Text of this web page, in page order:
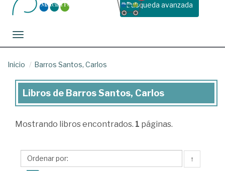
Busqueda avanzada
Toggle navigation
Inicio Barros Santos, Carlos
Libros
Barros
Carlos
Libros de Barros Santos, Carlos
Mostrando libros encontrados. 1 páginas.
↑